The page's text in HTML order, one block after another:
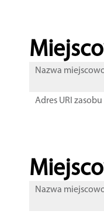
Nazwa
Adres URI zasobu
Nazwa